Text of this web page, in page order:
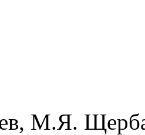
М.Я.